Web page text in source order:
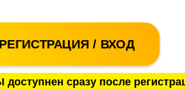
РЕГИСТРАЦИЯ / ВХОД
сразу после